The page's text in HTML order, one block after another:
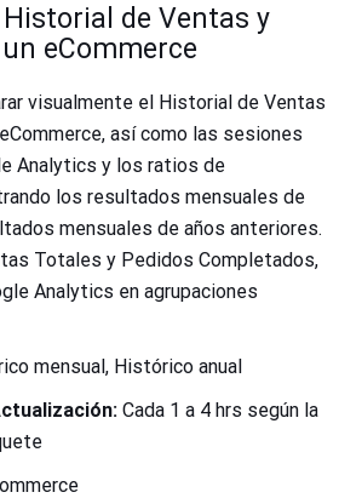
Historial de Ventas y
eCommerce
visualmente el Historial de Ventas
así como las sesiones
Analytics y los ratios de
los resultados mensuales de
mensuales de años anteriores.
Totales y Pedidos Completados,
Analytics en agrupaciones
mensual, Histórico anual
Cada 1 a 4 hrs según la